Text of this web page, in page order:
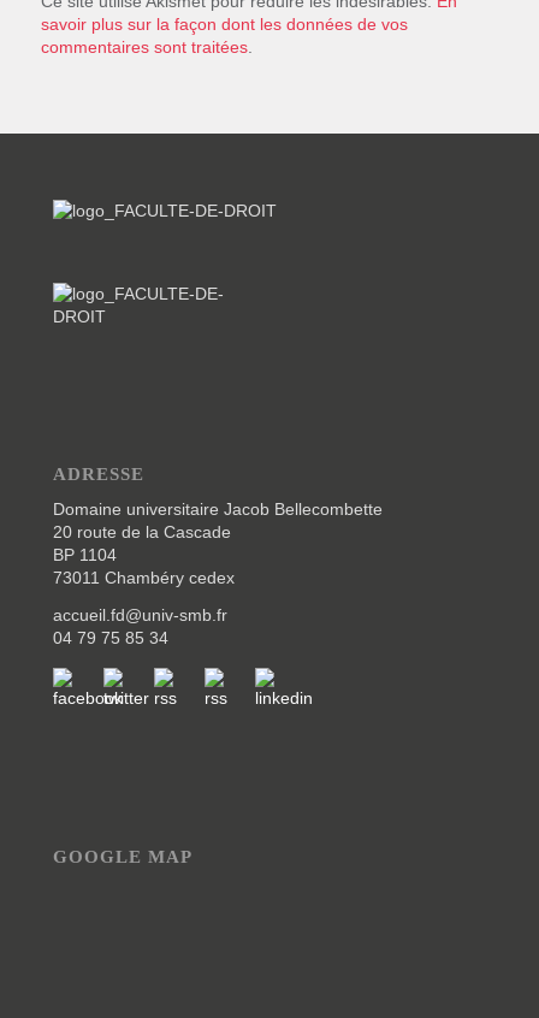
savoir plus sur la façon dont les données de vos
commentaires sont traitées.
ADRESSE
Domaine universitaire Jacob Bellecombette
20 route de la Cascade
BP 1104
73011 Chambéry cedex
accueil.fd@univ-smb.fr
04 79 75 85 34
GOOGLE MAP